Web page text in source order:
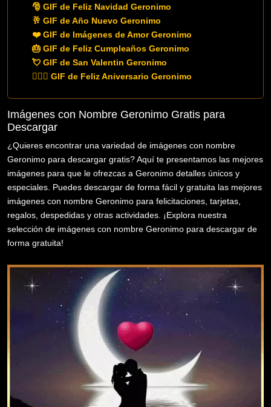
🎅 GIF de Feliz Navidad Geronimo
🥂 GIF de Año Nuevo Geronimo
❤️ GIF de Imágenes de Amor Geronimo
🎂 GIF de Feliz Cumpleaños Geronimo
💘 GIF de San Valentin Geronimo
👨‍❤️‍👨 GIF de Feliz Aniversario Geronimo
Imágenes con Nombre Geronimo Gratis para
Descargar
¿Quieres encontrar una variedad de imágenes con nombre
Geronimo para descargar gratis? Aquí te presentamos las mejores
imágenes para que le ofrezcas a Geronimo detalles únicos y
especiales. Puedes descargar de forma fácil y gratuita las mejores
imágenes con nombre Geronimo para felicitaciones, tarjetas,
regalos, despedidas y otras actividades. ¡Explora nuestra
selección de imágenes con nombre Geronimo para descargar de
forma gratuita!